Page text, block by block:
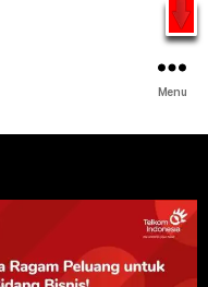
| WiFi 200Rb an By
Menu